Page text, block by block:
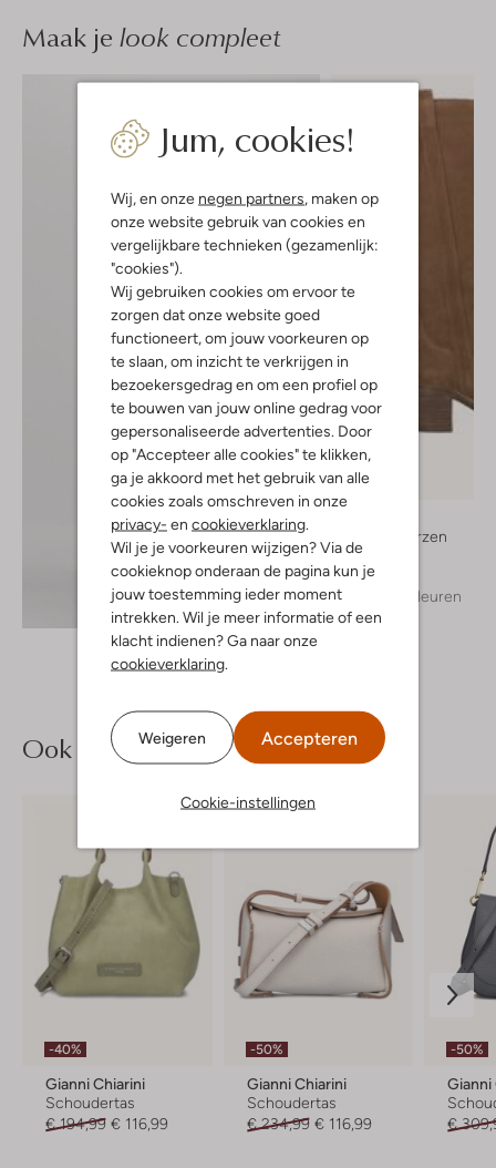
Jum, cookies!
Wij, en onze negen partners, maken op
onze website gebruik van cookies en
vergelijkbare technieken (gezamenlijk:
"cookies").
Wij gebruiken cookies om ervoor te
zorgen dat onze website goed
functioneert, om jouw voorkeuren op
te slaan, om inzicht te verkrijgen in
bezoekersgedrag en om een profiel op
te bouwen van jouw online gedrag voor
gepersonaliseerde advertenties. Door
op "Accepteer alle cookies" te klikken,
ga je akkoord met het gebruik van alle
cookies zoals omschreven in onze
privacy- en cookieverklaring.
Wil je je voorkeuren wijzigen? Via de
cookieknop onderaan de pagina kun je
jouw toestemming ieder moment
intrekken. Wil je meer informatie of een
klacht indienen? Ga naar onze
cookieverklaring.
Weigeren Accepteren
Cookie-instellingen
Maak je look compleet
Ontdek de look
Hoge laarzen
€ 169,99
+ meer kleuren
Ook iets voor jou?
-40%
Gianni Chiarini
Schoudertas
€ 194,99 € 116,99
-50%
Gianni Chiarini
Schoudertas
€ 234,99 € 116,99
-50%
Gianni
€